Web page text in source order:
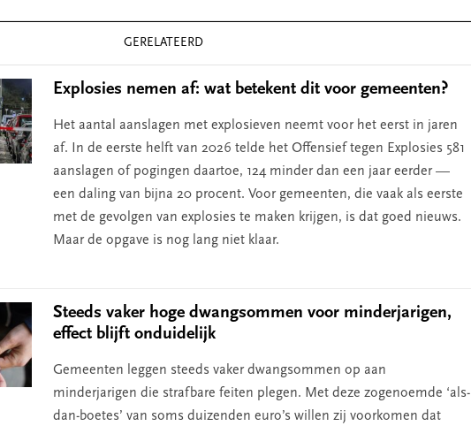
GERELATEERD
Explosies nemen af: wat betekent dit voor gemeenten?
Het aantal aanslagen met explosieven neemt voor het eerst in jaren
af. In de eerste helft van 2026 telde het Offensief tegen Explosies 581
aanslagen of pogingen daartoe, 124 minder dan een jaar eerder —
een daling van bijna 20 procent. Voor gemeenten, die vaak als eerste
met de gevolgen van explosies te maken krijgen, is dat goed nieuws.
Maar de opgave is nog lang niet klaar.
Steeds vaker hoge dwangsommen voor minderjarigen,
effect blijft onduidelijk
Gemeenten leggen steeds vaker dwangsommen op aan
minderjarigen die strafbare feiten plegen. Met deze zogenoemde ‘als-
dan-boetes’ van soms duizenden euro’s willen zij voorkomen dat